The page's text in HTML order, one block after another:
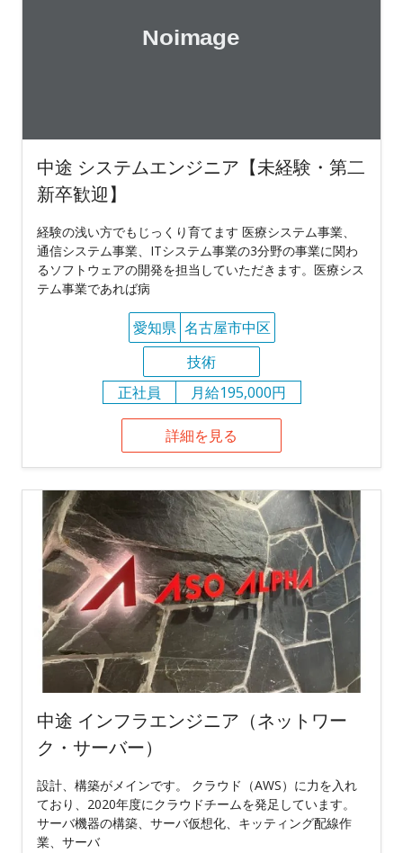
中途 システムエンジニア【未経験・第二
新卒歓迎】
経験の浅い方でもじっくり育てます 医療システム事業、
通信システム事業、ITシステム事業の3分野の事業に関わ
るソフトウェアの開発を担当していただきます。医療シス
テム事業であれば病
愛知県 名古屋市中区
技術
正社員
月給195,000円
詳細を見る
中途 インフラエンジニア（ネットワー
ク・サーバー）
設計、構築がメインです。 クラウド（AWS）に力を入れ
ており、2020年度にクラウドチームを発足しています。
サーバ機器の構築、サーバ仮想化、キッティング配線作
業、サーバ